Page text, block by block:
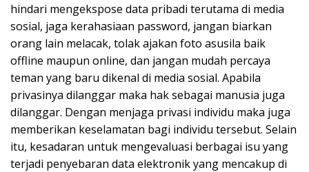
hindari mengekspose data pribadi terutama di media
sosial, jaga kerahasiaan password, jangan biarkan
orang lain melacak, tolak ajakan foto asusila baik
offline maupun online, dan jangan mudah percaya
teman yang baru dikenal di media sosial. Apabila
privasinya dilanggar maka hak sebagai manusia juga
dilanggar. Dengan menjaga privasi individu maka juga
memberikan keselamatan bagi individu tersebut. Selain
itu, kesadaran untuk mengevaluasi berbagai isu yang
terjadi penyebaran data elektronik yang mencakup di